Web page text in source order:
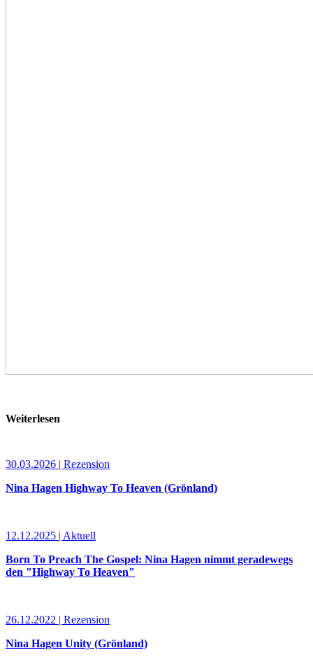
Weiterlesen
30.03.2026 | Rezension
Nina Hagen Highway To Heaven (Grönland)
12.12.2025 | Aktuell
Born To Preach The Gospel: Nina Hagen nimmt geradewegs
den "Highway To Heaven"
26.12.2022 | Rezension
Nina Hagen Unity (Grönland)